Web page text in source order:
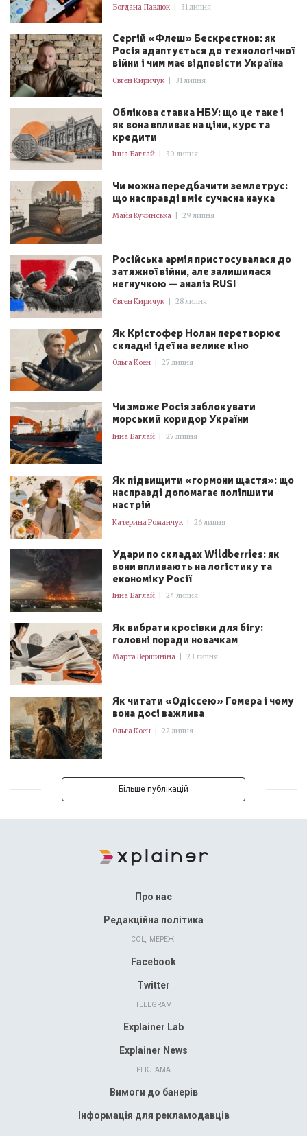
Богдана Павлюк 31 липня
Сергій «Флеш» Бескрестнов: як
Росія адаптується до технологічної
війни і чим має відповісти Україна
Євген Киричук 31 липня
Облікова ставка НБУ: що це таке і
як вона впливає на ціни, курс та
кредити
Інна Баглай 30 липня
Чи можна передбачити землетрус:
що насправді вміє сучасна наука
Майя Кучинська 29 липня
Російська армія пристосувалася до
затяжної війни, але залишилася
негнучкою — аналіз RUSI
Євген Киричук 28 липня
Як Крістофер Нолан перетворює
складні ідеї на велике кіно
Ольга Коен 27 липня
Чи зможе Росія заблокувати
морський коридор України
Інна Баглай 27 липня
Як підвищити «гормони щастя»: що
насправді допомагає поліпшити
настрій
Катерина Романчук 26 липня
Удари по складах Wildberries: як
вони впливають на логістику та
економіку Росії
Інна Баглай 24 липня
Як вибрати кросівки для бігу:
головні поради новачкам
Марта Вершиніна 23 липня
Як читати «Одіссею» Гомера і чому
вона досі важлива
Ольга Коен 22 липня
Більше публікацій
Про нас
Редакційна політика
СОЦ. МЕРЕЖІ
Facebook
Twitter
TELEGRAM
Explainer Lab
Explainer News
РЕКЛАМА
Вимоги до банерів
Інформація для рекламодавців